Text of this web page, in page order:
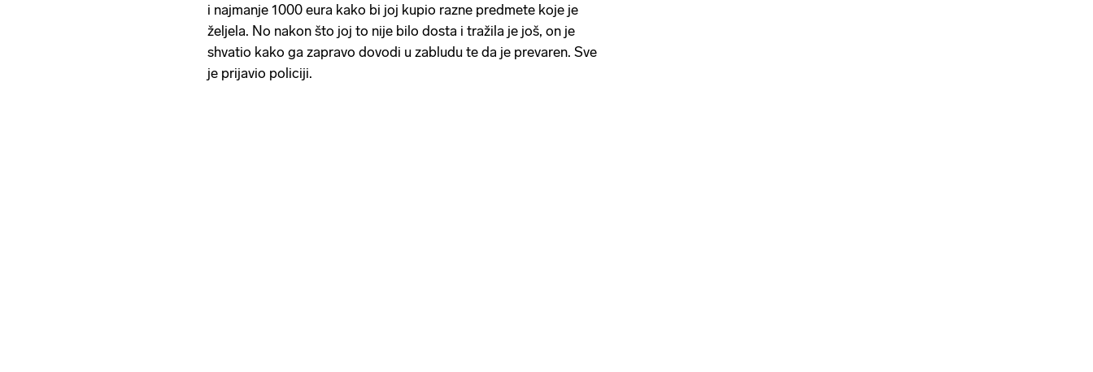
i najmanje 1000 eura kako bi joj kupio razne predmete koje je
željela. No nakon što joj to nije bilo dosta i tražila je još, on je
shvatio kako ga zapravo dovodi u zabludu te da je prevaren. Sve
je prijavio policiji.